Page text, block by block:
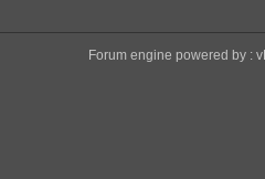
Forum engine powered by :